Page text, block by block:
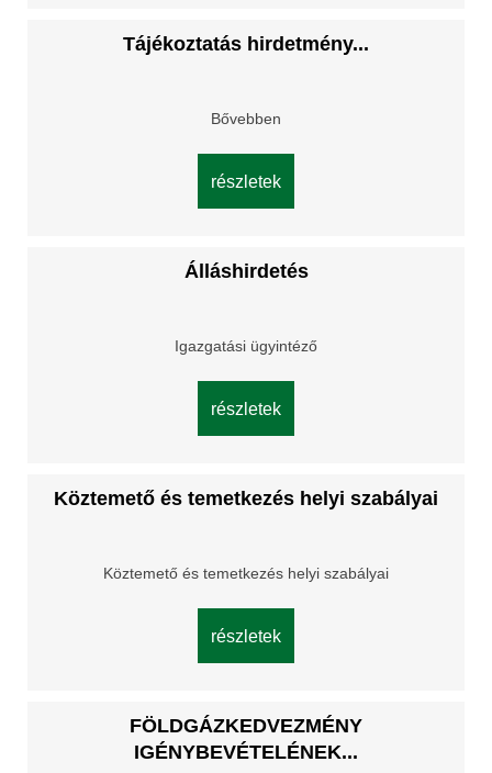
Tájékoztatás hirdetmény...
Bővebben
részletek
Álláshirdetés
Igazgatási ügyintéző
részletek
Köztemető és temetkezés helyi szabályai
Köztemető és temetkezés helyi szabályai
részletek
FÖLDGÁZKEDVEZMÉNY
IGÉNYBEVÉTELÉNEK...